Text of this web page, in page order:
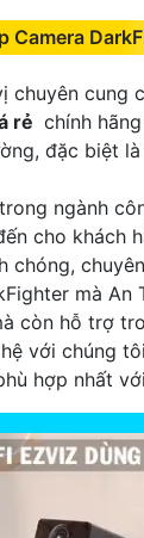
Camera
chuyên cung
rẻ chính
đặc biệt
ngành
cho khách
chóng,
mà An
còn hỗ trợ
với chúng
hợp nhất